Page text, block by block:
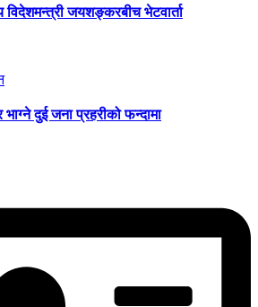
विदेशमन्त्री जयशङ्करबीच भेटवार्ता
भाग्ने दुई जना प्रहरीको फन्दामा